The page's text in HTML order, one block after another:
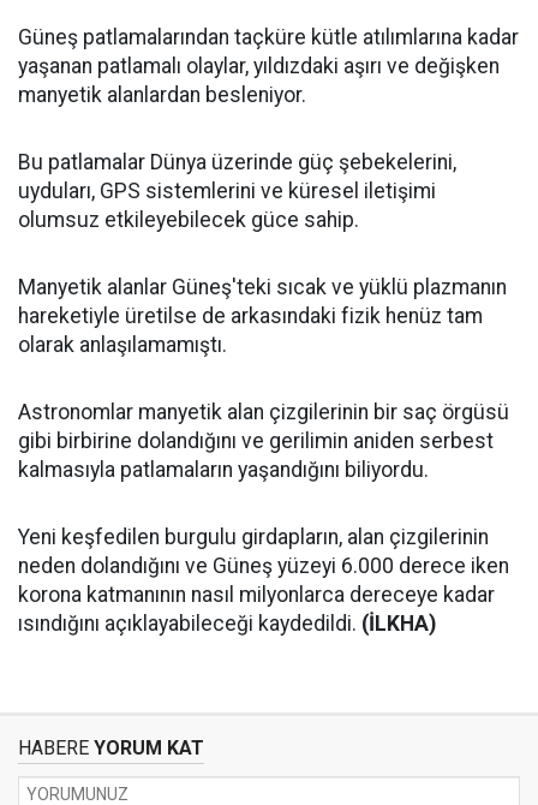
Güneş patlamalarından taçküre kütle atılımlarına kadar
yaşanan patlamalı olaylar, yıldızdaki aşırı ve değişken
manyetik alanlardan besleniyor.
Bu patlamalar Dünya üzerinde güç şebekelerini,
uyduları, GPS sistemlerini ve küresel iletişimi
olumsuz etkileyebilecek güce sahip.
Manyetik alanlar Güneş'teki sıcak ve yüklü plazmanın
hareketiyle üretilse de arkasındaki fizik henüz tam
olarak anlaşılamamıştı.
Astronomlar manyetik alan çizgilerinin bir saç örgüsü
gibi birbirine dolandığını ve gerilimin aniden serbest
kalmasıyla patlamaların yaşandığını biliyordu.
Yeni keşfedilen burgulu girdapların, alan çizgilerinin
neden dolandığını ve Güneş yüzeyi 6.000 derece iken
korona katmanının nasıl milyonlarca dereceye kadar
ısındığını açıklayabileceği kaydedildi. (İLKHA)
HABERE YORUM KAT